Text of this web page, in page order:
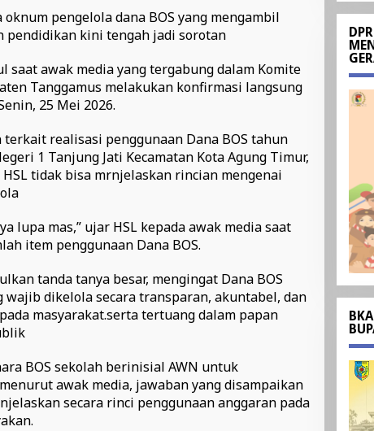
pengelola dana BOS yang mengambil
kini tengah jadi sorotan
saat awak media yang tergabung dalam Komite
Tanggamus melakukan konfirmasi langsung
25 Mei 2026.
realisasi penggunaan Dana BOS tahun
1 Tanjung Jati Kecamatan Kota Agung Timur,
tidak bisa mrnjelaskan rincian mengenai
lupa mas,” ujar HSL kepada awak media saat
item penggunaan Dana BOS.
tanda tanya besar, mengingat Dana BOS
wajib dikelola secara transparan, akuntabel, dan
masyarakat.serta tertuang dalam papan
BOS sekolah berinisial AWN untuk
awak media, jawaban yang disampaikan
secara rinci penggunaan anggaran pada